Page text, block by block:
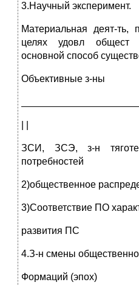
3.Научный эксперимент.
Материальная деят-
целях удовл общест
основной способ
Объективные з-ны
ЗСИ, ЗСЭ, з-н
потребностей
2)общественное
3)Соответствие ПО
развития ПС
4.З-н смены
Формаций (эпох)